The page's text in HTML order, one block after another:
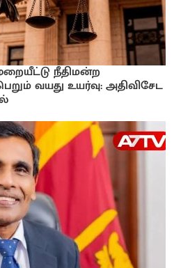
நீதிமன்ற
வயது உயர்வு: அதிவிசேட